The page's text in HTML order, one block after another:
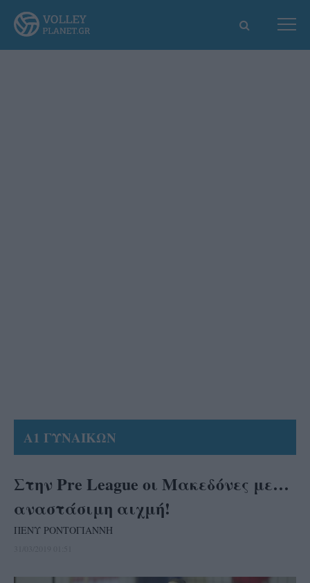
Α1 ΓΥΝΑΙΚΩΝ
Στην Pre League οι Μακεδόνες με…
αναστάσιμη αιχμή!
ΠΕΝΥ ΡΟΝΤΟΓΙΑΝΝΗ